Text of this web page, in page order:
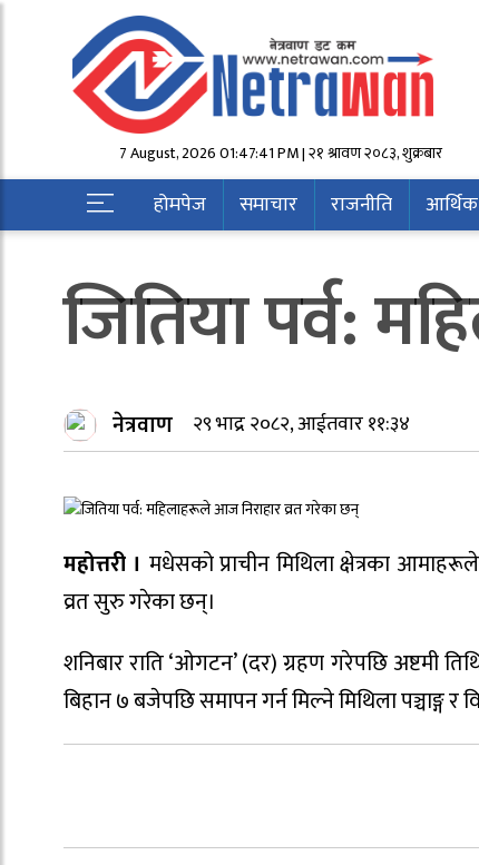
7 August, 2026 01:47:41 PM | २१ श्रावण २०८३, शुक्रबार
होमपेज समाचार राजनीति आर्थिक
जितिया पर्व:
नेत्रवाण २९ भाद्र २०८२, आईतवार ११:३४
महोत्तरी । मधेसको प्राचीन मिथिला क्षेत्रका
व्रत सुरु गरेका छन्।
शनिबार राति ‘ओगटन’ (दर) ग्रहण गरेपछि अष्टमी
बिहान ७ बजेपछि समापन गर्न मिल्ने मिथिला पञ्चाङ्ग र